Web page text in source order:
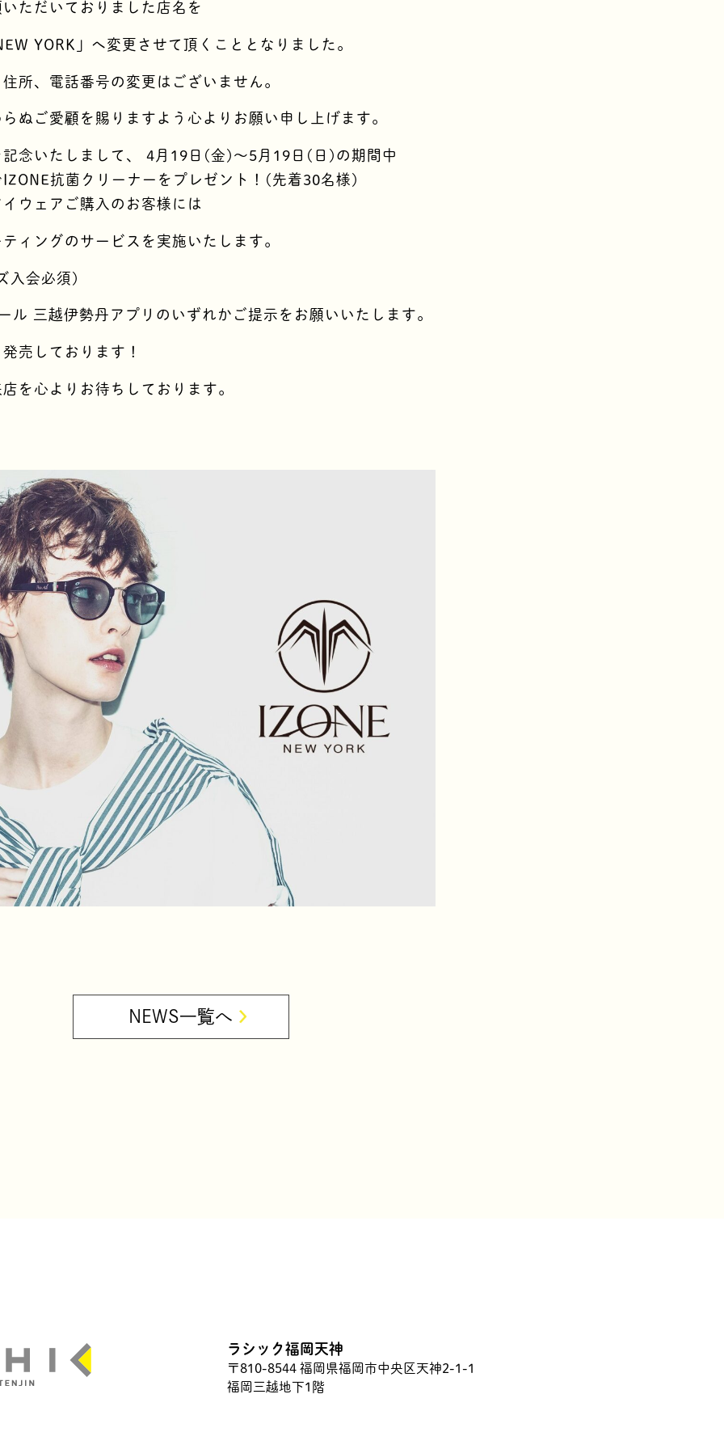
ただいておりました店名を
YORK」へ変更させて頂くこととなりました。
所、電話番号の変更はございません。
ぬご愛顧を賜りますよう心よりお願い申し上げます。
記念いたしまして、 4月19日(金)〜5月19日(日)の期間中
抗菌クリーナーをプレゼント！(先着30名様)
ウェアご購入のお客様には
ィングのサービスを実施いたします。
入会必須)
ル 三越伊勢丹アプリのいずれかご提示をお願いいたします。
売しております！
を心よりお待ちしております。
NEWS一覧へ
ラシック福岡天神
〒810-8544 福岡県福岡市中央区天神2-1-1
福岡三越地下1階